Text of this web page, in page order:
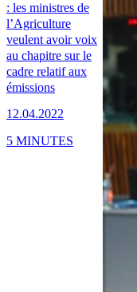
: les ministres de
l’Agriculture
veulent avoir voix
au chapitre sur le
cadre relatif aux
émissions
12.04.2022
5 MINUTES